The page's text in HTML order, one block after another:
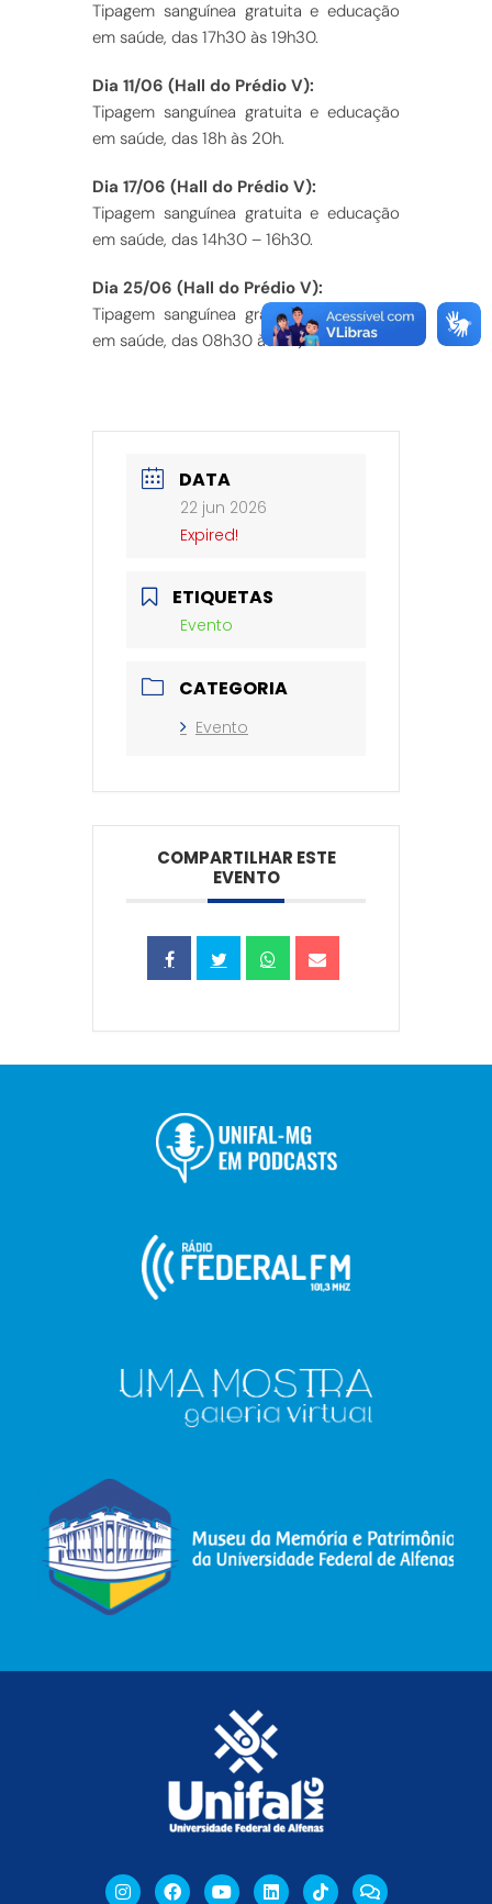
Tipagem sanguínea gratuita e educação
em saúde, das 17h30 às 19h30.
Dia 11/06 (Hall do Prédio V):
Tipagem sanguínea gratuita e educação
em saúde, das 18h às 20h.
Dia 17/06 (Hall do Prédio V):
Tipagem sanguínea gratuita e educação
em saúde, das 14h30 – 16h30.
Dia 25/06 (Hall do Prédio V):
Tipagem sanguínea gratuita e educação
em saúde, das 08h30 às 11h).
DATA
22 jun 2026
Expired!
ETIQUETAS
Evento
CATEGORIA
Evento
COMPARTILHAR ESTE
EVENTO